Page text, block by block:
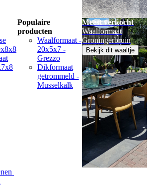
Populaire
producten
Waalformaat -
20x5x7 -
Grezzo
Dikformaat
getrommeld -
Musselkalk
Meest verkocht
Waalformaat
Groningerbruin
Bekijk dit waaltje